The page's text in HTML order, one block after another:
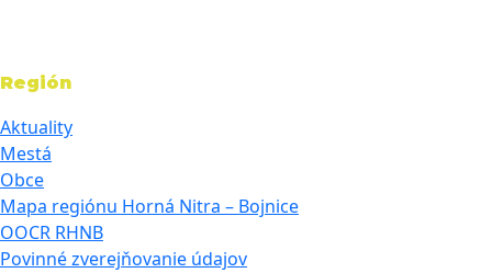
Región
Aktuality
Mestá
Obce
Mapa regiónu Horná Nitra – Bojnice
OOCR RHNB
Povinné zverejňovanie údajov